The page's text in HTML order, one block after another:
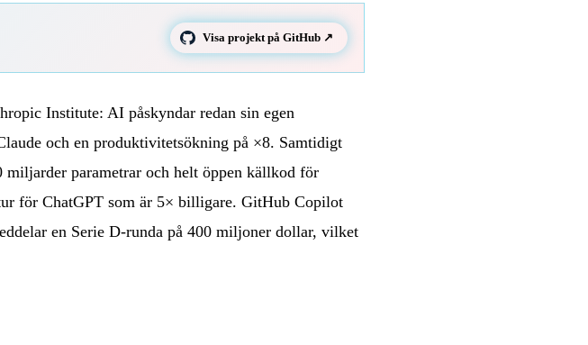
Visa projekt på GitHub ↗
Institute: AI påskyndar redan sin egen
och en produktivitetsökning på ×8. Samtidigt
parametrar och helt öppen källkod för
för ChatGPT som är 5× billigare. GitHub Copilot
en Serie D-runda på 400 miljoner dollar, vilket